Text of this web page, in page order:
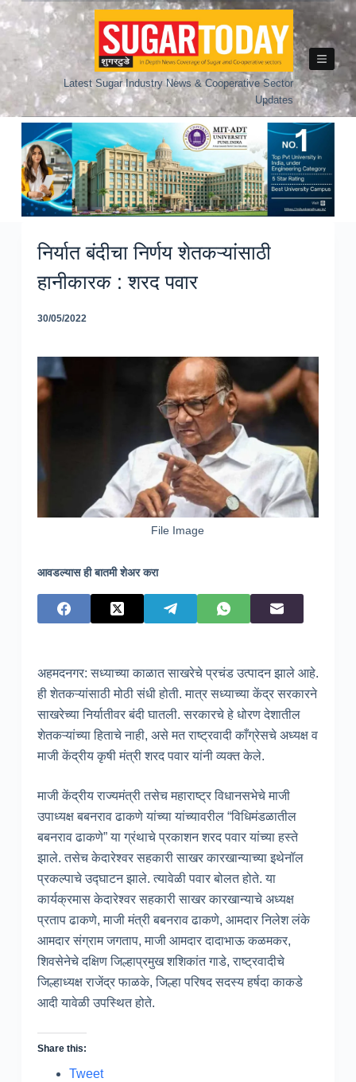
Skip
to
Latest Sugar Industry News & Cooperative Sector
Updates
निर्यात बंदीचा निर्णय शेतकऱ्यांसाठी
हानीकारक : शरद पवार
30/05/2022
File Image
आवडल्यास ही बातमी शेअर करा
अहमदनगर: सध्याच्या काळात साखरेचे प्रचंड उत्पादन झाले आहे.
ही शेतकऱ्यांसाठी मोठी संधी होती. मात्र सध्याच्या केंद्र सरकारने
साखरेच्या निर्यातीवर बंदी घातली. सरकारचे हे धोरण देशातील
शेतकऱ्यांच्या हिताचे नाही, असे मत राष्ट्रवादी काँग्रेसचे अध्यक्ष व
माजी केंद्रीय कृषी मंत्री शरद पवार यांनी व्यक्त केले.
माजी केंद्रीय राज्यमंत्री तसेच महाराष्ट्र विधानसभेचे माजी
उपाध्यक्ष बबनराव ढाकणे यांच्या यांच्यावरील “विधिमंडळातील
बबनराव ढाकणे” या ग्रंथाचे प्रकाशन शरद पवार यांच्या हस्ते
झाले. तसेच केदारेश्वर सहकारी साखर कारखान्याच्या इथेनॉल
प्रकल्पाचे उद्घाटन झाले. त्यावेळी पवार बोलत होते. या
कार्यक्रमास केदारेश्वर सहकारी साखर कारखान्याचे अध्यक्ष
प्रताप ढाकणे, माजी मंत्री बबनराव ढाकणे, आमदार निलेश लंके
आमदार संग्राम जगताप, माजी आमदार दादाभाऊ कळमकर,
शिवसेनेचे दक्षिण जिल्हाप्रमुख शशिकांत गाडे, राष्ट्रवादीचे
जिल्हाध्यक्ष राजेंद्र फाळके, जिल्हा परिषद सदस्य हर्षदा काकडे
आदी यावेळी उपस्थित होते.
Share this:
Tweet